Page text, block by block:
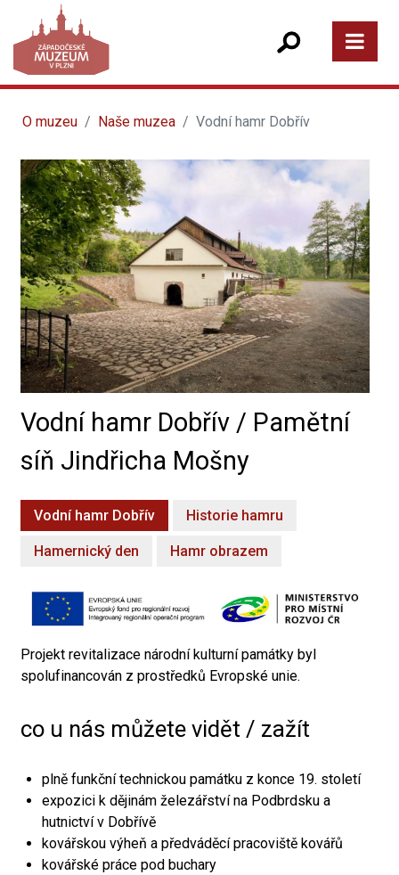
O muzeu Naše muzea Vodní hamr Dobřív
Vodní hamr Dobřív / Pamětní
síň Jindřicha Mošny
Vodní hamr Dobřív Historie hamru
Hamernický den Hamr obrazem
Projekt revitalizace národní kulturní památky byl
spolufinancován z prostředků Evropské unie.
co u nás můžete vidět / zažít
plně funkční technickou památku z konce 19. století
expozici k dějinám železářství na Podbrdsku a
hutnictví v Dobřívě
kovářskou výheň a předváděcí pracoviště kovářů
kovářské práce pod buchary